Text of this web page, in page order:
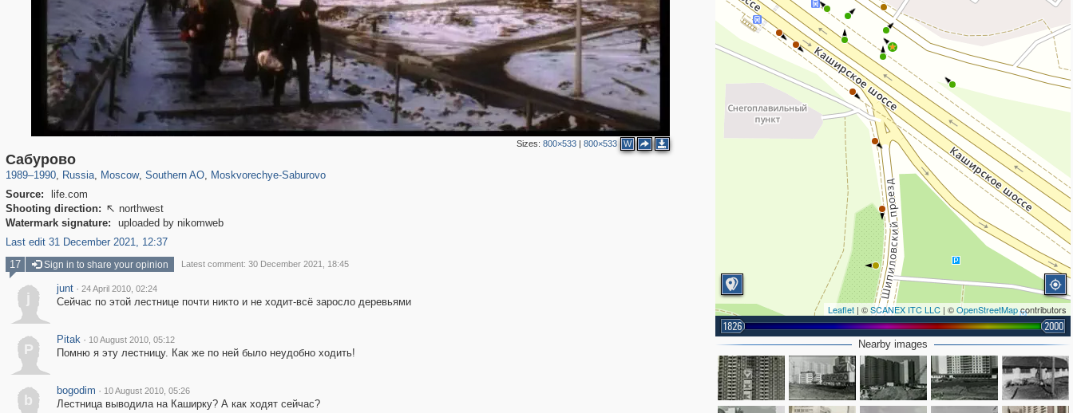
Sizes: 800×533| 800×533 W
Сабурово
1989–1990, Russia, Moscow
319,882
, Southern AO, Moskvorechye-Saburovo
Source:
life.com
Shooting direction:  northwest
Watermark signature:
uploaded by nikomweb
Last edit 31 December 2021, 12:37
3
Leaflet | ©SCANEX ITC LLC | ©OpenStreetMapcontributors
1826 2000
Nearby images
17 Sign in to share your opinion Latest comment: 30 December 2021, 18:45
j
junt · 24 April 2010, 02:24
Сейчас по этой лестнице почти никто и не ходит-всё заросло деревьями
P
Pitak · 10 August 2010, 05:12
Помню я эту лестницу. Как же по ней было неудобно ходить!
b
bogodim · 10 August 2010, 05:26
Лестница выводила на Каширку? А как ходят сейчас?